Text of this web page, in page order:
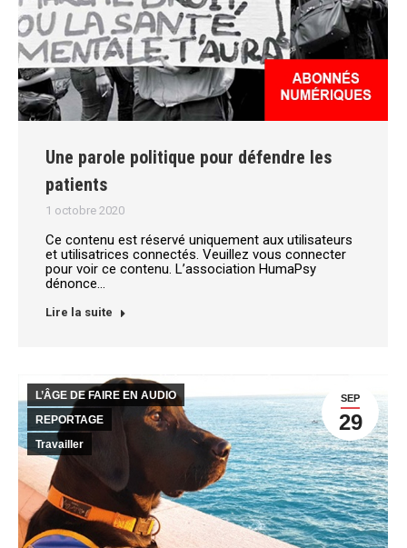
Une parole politique pour défendre les
patients
1 octobre 2020
Ce contenu est réservé uniquement aux utilisateurs
et utilisatrices connectés. Veuillez vous connecter
pour voir ce contenu. L’association HumaPsy
dénonce…
Lire la suite
SEP
29
L’ÂGE DE FAIRE EN AUDIO
REPORTAGE
Travailler